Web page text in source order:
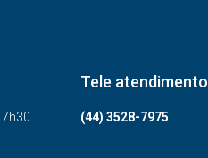
Tele atendimento
(44) 3528-7975